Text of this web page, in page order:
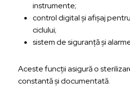
instrumente;
control digital și afișaj
ciclului;
sistem de siguranță și
Aceste funcții asigură o
constantă și documentată.